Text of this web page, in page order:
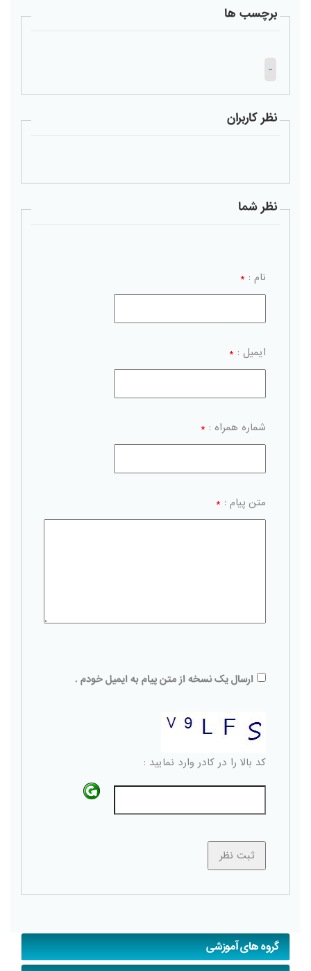
برچسب ها
-
نظر کاربران
نظر شما
نام : *
ایمیل : *
شماره همراه : *
متن پیام : *
ارسال یک نسخه از متن پیام به ایمیل خودم .
کد بالا را در کادر وارد نمایید :
گروه های آموزشی